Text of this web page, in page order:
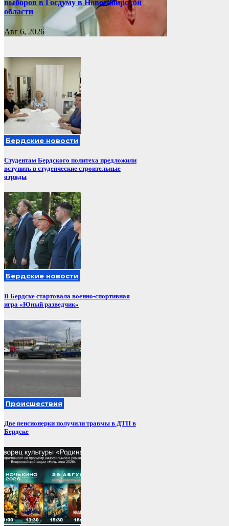
выборов в Госдуму в Новосибирской
области
Авг 6, 2026
Бердские новости
Студентам Бердского политеха предложили
вступить в студенческие строительные
отряды
Бердские новости
В Бердске стартовала военно-спортивная
игра «Юный разведчик»
Происшествия
Две пенсионерки получили травмы в ДТП в
Бердске